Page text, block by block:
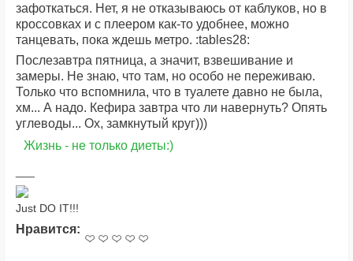
зафоткаться. Нет, я не отказываюсь от каблуков, но в
кроссовках и с плеером как-то удобнее, можно
танцевать, пока ждешь метро. :tables28:
Послезавтра пятница, а значит, взвешивание и
замеры. Не знаю, что там, но особо не переживаю.
Только что вспомнила, что в туалете давно не была,
хм... А надо. Кефира завтра что ли навернуть? Опять
углеводы... Ох, замкнутый круг)))
Жизнь - не только диеты:)
Just DO IT!!!
Нравится: